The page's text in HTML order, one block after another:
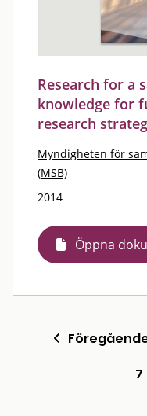
Research for a
knowledge for
research
Myndigheten för
(MSB)
2014
Öppna
7